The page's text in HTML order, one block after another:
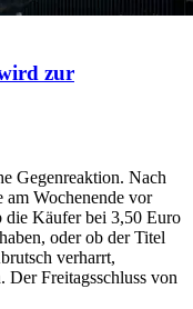
zur
Gegenreaktion. Nach
am Wochenende vor
die Käufer bei 3,50 Euro
oder ob der Titel
verharrt,
Der Freitagsschluss von